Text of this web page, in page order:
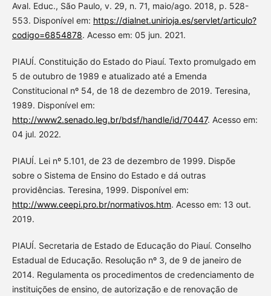
Aval. Educ., São Paulo, v. 29, n. 71, maio/ago. 2018, p. 528-
553. Disponível em: https://dialnet.unirioja.es/servlet/articulo?
codigo=6854878. Acesso em: 05 jun. 2021.
PIAUÍ. Constituição do Estado do Piauí. Texto promulgado em
5 de outubro de 1989 e atualizado até a Emenda
Constitucional nº 54, de 18 de dezembro de 2019. Teresina,
1989. Disponível em:
http://www2.senado.leg.br/bdsf/handle/id/70447. Acesso em:
04 jul. 2022.
PIAUÍ. Lei nº 5.101, de 23 de dezembro de 1999. Dispõe
sobre o Sistema de Ensino do Estado e dá outras
providências. Teresina, 1999. Disponível em:
http://www.ceepi.pro.br/normativos.htm. Acesso em: 13 out.
2019.
PIAUÍ. Secretaria de Estado de Educação do Piauí. Conselho
Estadual de Educação. Resolução nº 3, de 9 de janeiro de
2014. Regulamenta os procedimentos de credenciamento de
instituições de ensino, de autorização e de renovação de